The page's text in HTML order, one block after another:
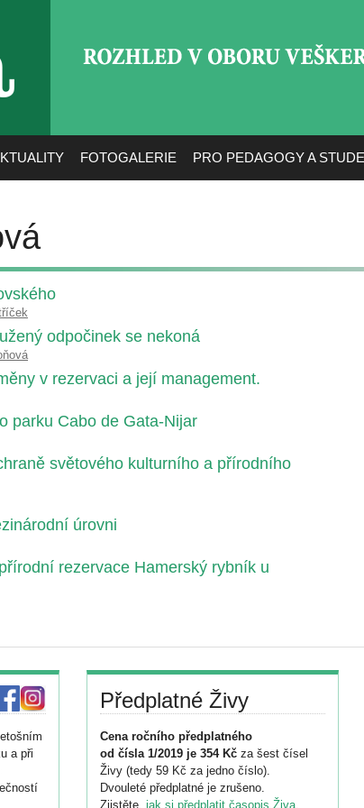
FOTOGALERIE PRO PEDAGOGY A
odpočinek se nekoná
v rezervaci a její management.
parku Cabo de Gata-Nijar
světového kulturního a přírodního
úrovni
rezervace Hamerský rybník u
a při
Předplatné Živy
Cena ročního předplatného
od čísla 1/2019 je 354 Kč za šest čísel
Živy (tedy 59 Kč za jedno číslo).
Dvouleté předplatné je zrušeno.
Zjistěte, jak si předplatit časopis Živa.